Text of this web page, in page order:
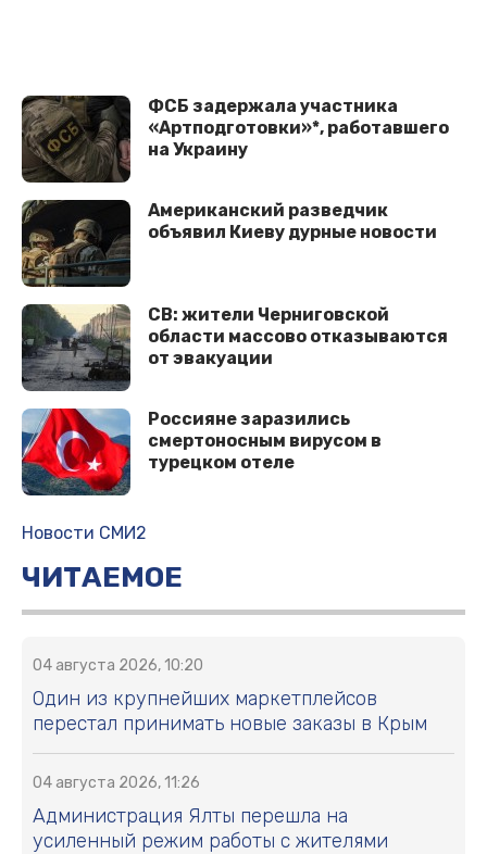
ФСБ задержала участника
«Артподготовки»*, работавшего
на Украину
Американский разведчик
объявил Киеву дурные новости
СВ: жители Черниговской
области массово отказываются
от эвакуации
Россияне заразились
смертоносным вирусом в
турецком отеле
Новости СМИ2
ЧИТАЕМОЕ
04 августа 2026, 10:20
Один из крупнейших маркетплейсов
перестал принимать новые заказы в Крым
04 августа 2026, 11:26
Администрация Ялты перешла на
усиленный режим работы с жителями